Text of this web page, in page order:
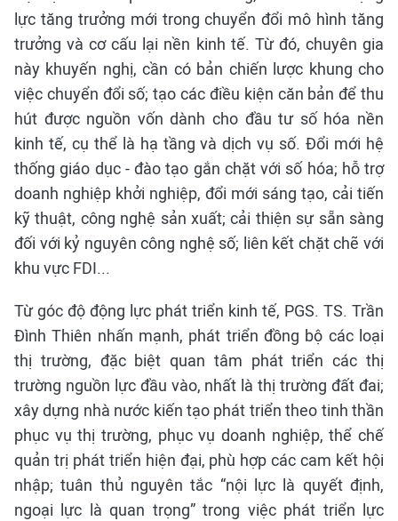
lực tăng trưởng mới trong chuyển đổi mô hình tăng
trưởng và cơ cấu lại nền kinh tế. Từ đó, chuyên gia
này khuyến nghị, cần có bản chiến lược khung cho
việc chuyển đổi số; tạo các điều kiện căn bản để thu
hút được nguồn vốn dành cho đầu tư số hóa nền
kinh tế, cụ thể là hạ tầng và dịch vụ số. Đổi mới hệ
thống giáo dục - đào tạo gắn chặt với số hóa; hỗ trợ
doanh nghiệp khởi nghiệp, đổi mới sáng tạo, cải tiến
kỹ thuật, công nghệ sản xuất; cải thiện sự sẵn sàng
đối với kỷ nguyên công nghệ số; liên kết chặt chẽ với
khu vực FDI...
Từ góc độ động lực phát triển kinh tế, PGS. TS. Trần
Đình Thiên nhấn mạnh, phát triển đồng bộ các loại
thị trường, đặc biệt quan tâm phát triển các thị
trường nguồn lực đầu vào, nhất là thị trường đất đai;
xây dựng nhà nước kiến tạo phát triển theo tinh thần
phục vụ thị trường, phục vụ doanh nghiệp, thể chế
quản trị phát triển hiện đại, phù hợp các cam kết hội
nhập; tuân thủ nguyên tắc “nội lực là quyết định,
ngoại lực là quan trọng” trong việc phát triển lực